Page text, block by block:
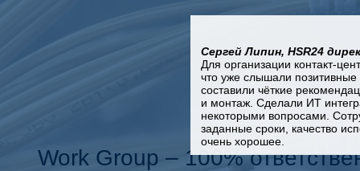
Work Group – 100%
Сергей Липин, HSR24
Для организации контакт-
что уже слышали
составили чёткие
и монтаж. Сделали ИТ
некоторыми вопросами.
заданные сроки, качество
очень хорошее.